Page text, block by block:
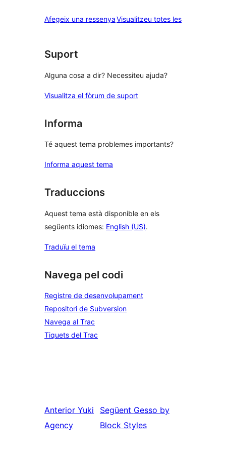
estrelles
de
Afegeix una ressenyaVisualitzeu totes lesressenyes
Suport
Alguna cosa a dir? Necessiteu ajuda?
Visualitza el fòrum de suport
Informa
Té aquest tema problemes importants?
Informa aquest tema
Traduccions
Aquest tema està disponible en els
següents idiomes: English (US).
Traduïu el tema
Navega pel codi
Registre de desenvolupament
Repositori de Subversion
Navega al Trac
Tiquets del Trac
Anterior Yuki
Agency
Següent Gesso by
Block Styles